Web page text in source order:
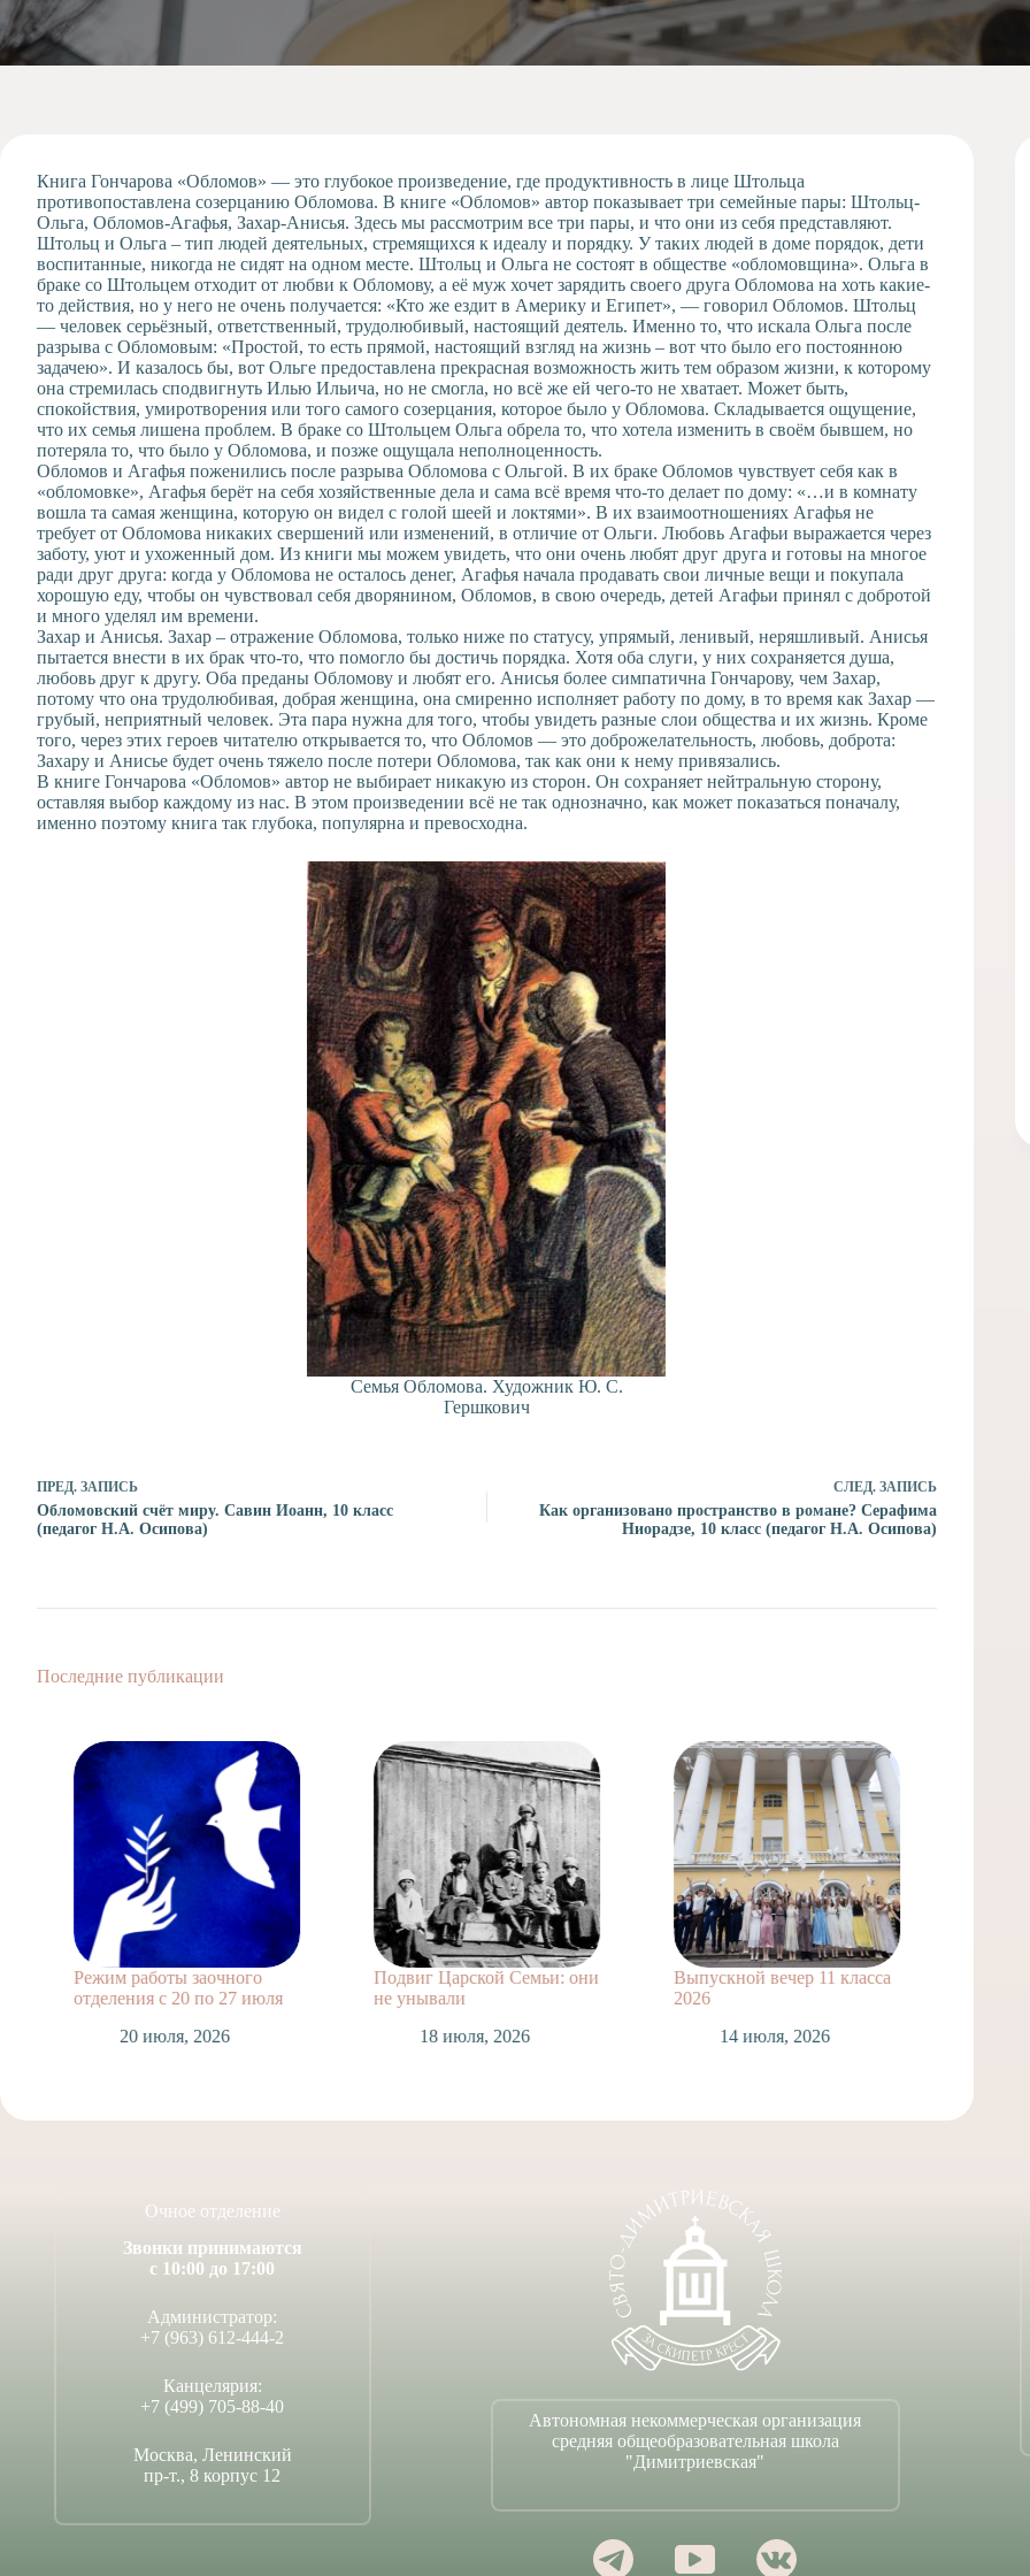
Проекты
отделение
Психологическая
Служба
Тьюторская
служба
Книга Гончарова «Обломов» — это глубокое произведение, где продуктивность в лице Штольца
противопоставлена созерцанию Обломова. В книге «Обломов» автор показывает три семейные пары: Штольц-
Ольга, Обломов-Агафья, Захар-Анисья. Здесь мы рассмотрим все три пары, и что они из себя представляют.
Штольц и Ольга – тип людей деятельных, стремящихся к идеалу и порядку. У таких людей в доме порядок, дети
воспитанные, никогда не сидят на одном месте. Штольц и Ольга не состоят в обществе «обломовщина». Ольга в
браке со Штольцем отходит от любви к Обломову, а её муж хочет зарядить своего друга Обломова на хоть какие-
то действия, но у него не очень получается: «Кто же ездит в Америку и Египет», — говорил Обломов. Штольц
— человек серьёзный, ответственный, трудолюбивый, настоящий деятель. Именно то, что искала Ольга после
разрыва с Обломовым: «Простой, то есть прямой, настоящий взгляд на жизнь – вот что было его постоянною
задачею». И казалось бы, вот Ольге предоставлена прекрасная возможность жить тем образом жизни, к которому
она стремилась сподвигнуть Илью Ильича, но не смогла, но всё же ей чего-то не хватает. Может быть,
спокойствия, умиротворения или того самого созерцания, которое было у Обломова. Складывается ощущение,
что их семья лишена проблем. В браке со Штольцем Ольга обрела то, что хотела изменить в своём бывшем, но
потеряла то, что было у Обломова, и позже ощущала неполноценность.
Обломов и Агафья поженились после разрыва Обломова с Ольгой. В их браке Обломов чувствует себя как в
«обломовке», Агафья берёт на себя хозяйственные дела и сама всё время что-то делает по дому: «…и в комнату
вошла та самая женщина, которую он видел с голой шеей и локтями». В их взаимоотношениях Агафья не
требует от Обломова никаких свершений или изменений, в отличие от Ольги. Любовь Агафьи выражается через
заботу, уют и ухоженный дом. Из книги мы можем увидеть, что они очень любят друг друга и готовы на многое
ради друг друга: когда у Обломова не осталось денег, Агафья начала продавать свои личные вещи и покупала
хорошую еду, чтобы он чувствовал себя дворянином, Обломов, в свою очередь, детей Агафьи принял с добротой
и много уделял им времени.
Захар и Анисья. Захар – отражение Обломова, только ниже по статусу, упрямый, ленивый, неряшливый. Анисья
пытается внести в их брак что-то, что помогло бы достичь порядка. Хотя оба слуги, у них сохраняется душа,
любовь друг к другу. Оба преданы Обломову и любят его. Анисья более симпатична Гончарову, чем Захар,
потому что она трудолюбивая, добрая женщина, она смиренно исполняет работу по дому, в то время как Захар —
грубый, неприятный человек. Эта пара нужна для того, чтобы увидеть разные слои общества и их жизнь. Кроме
того, через этих героев читателю открывается то, что Обломов — это доброжелательность, любовь, доброта:
Захару и Анисье будет очень тяжело после потери Обломова, так как они к нему привязались.
В книге Гончарова «Обломов» автор не выбирает никакую из сторон. Он сохраняет нейтральную сторону,
оставляя выбор каждому из нас. В этом произведении всё не так однозначно, как может показаться поначалу,
именно поэтому книга так глубока, популярна и превосходна.
Семья Обломова. Художник Ю. С.
Гершкович
ПРЕД. ЗАПИСЬ
Обломовский счёт миру. Савин Иоанн, 10 класс
(педагог Н.А. Осипова)
СЛЕД. ЗАПИСЬ
Как организовано пространство в романе? Серафима
Ниорадзе, 10 класс (педагог Н.А. Осипова)
Последние публикации
Режим работы заочного
отделения с 20 по 27 июля
20 июля, 2026
Подвиг Царской Семьи: они
не унывали
18 июля, 2026
Выпускной вечер 11 класса
2026
14 июля, 2026
Очное отделение
Звонки принимаются
с 10:00 до 17:00
Администратор:
+7 (963) 612-444-2
Канцелярия:
+7 (499) 705-88-40
Москва, Ленинский
пр-т., 8 корпус 12
Автономная некоммерческая организация
средняя общеобразовательная школа
"Димитриевская"